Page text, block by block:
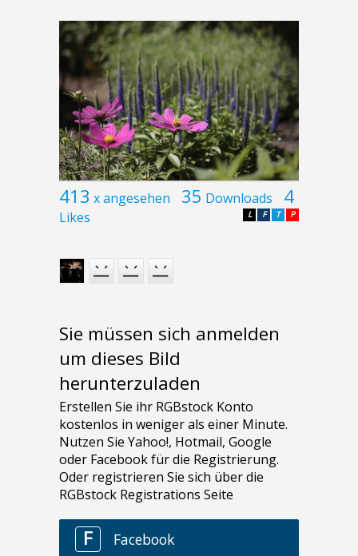
413 x angesehen 35 Downloads 4
Likes P
T
F
L
Sie müssen sich anmelden
um dieses Bild
herunterzuladen